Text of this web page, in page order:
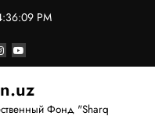
PM
Фонд "Sharq